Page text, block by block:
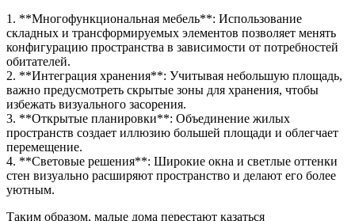
1. **Многофункциональная мебель**: Использование
складных и трансформируемых элементов позволяет менять
конфигурацию пространства в зависимости от потребностей
обитателей.
2. **Интеграция хранения**: Учитывая небольшую площадь,
важно предусмотреть скрытые зоны для хранения, чтобы
избежать визуального засорения.
3. **Открытые планировки**: Объединение жилых
пространств создает иллюзию большей площади и облегчает
перемещение.
4. **Световые решения**: Широкие окна и светлые оттенки
стен визуально расширяют пространство и делают его более
уютным.
Таким образом, малые дома перестают казаться